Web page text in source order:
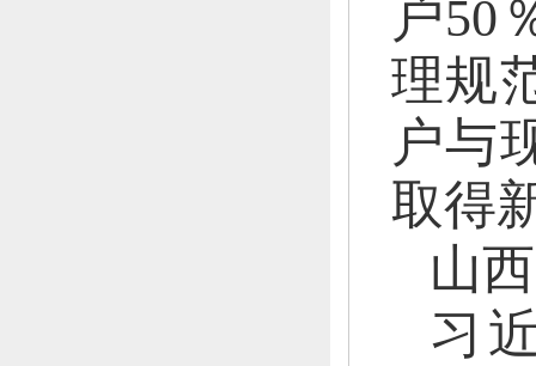
户50
理规
户与
取得
山
习